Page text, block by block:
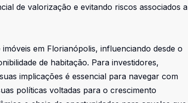
de valorização e evitando riscos associados a
em Florianópolis, influenciando desde o
de habitação. Para investidores,
implicações é essencial para navegar com
políticas voltadas para o crescimento